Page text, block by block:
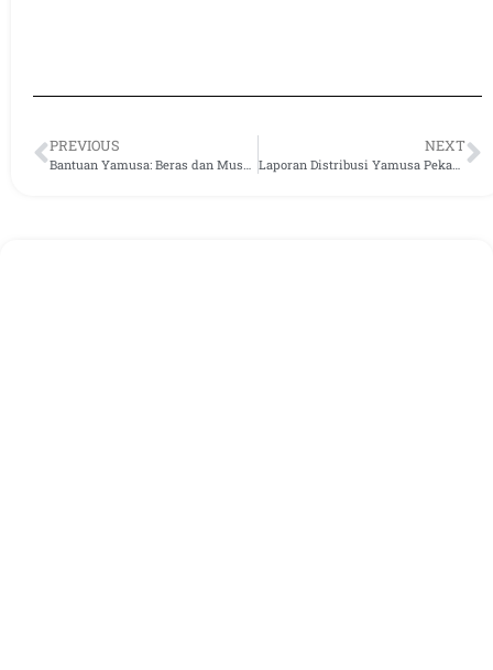
PREVIOUS NEXT
Laporan Distribusi Yamusa Pekan Pertama Desember 2023